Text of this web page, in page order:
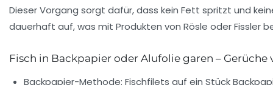
Dieser Vorgang sorgt dafür, dass kein Fett spritzt und
dauerhaft auf, was mit Produkten von Rösle oder Fissler
Fisch in Backpapier oder Alufolie garen – Gerüche
Backpapier-Methode: Fischfilets auf ein Stück